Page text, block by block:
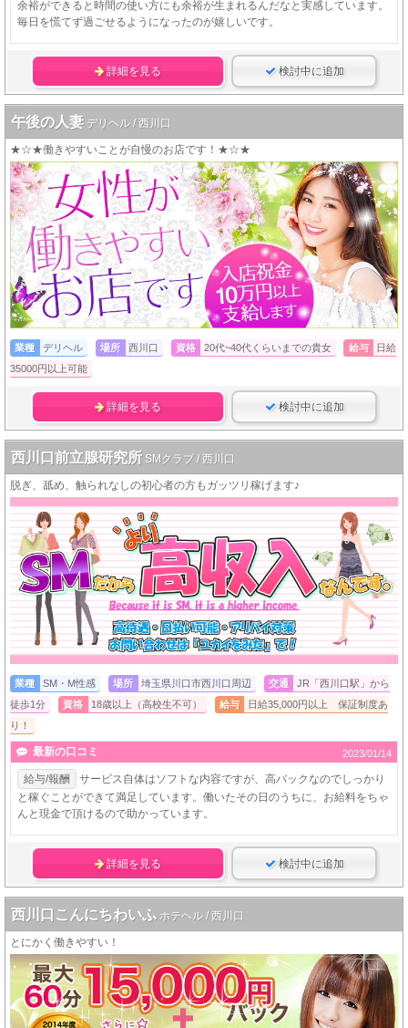
余裕ができると時間の使い方にも余裕が生まれるんだなと実感しています。
毎日を慌てず過ごせるようになったのが嬉しいです。
詳細を見る 検討中に追加
午後の人妻 デリヘル / 西川口
★☆★働きやすいことが自慢のお店です！★☆★
業種 デリヘル 場所 西川口 資格 20代~40代くらいまでの貴女 給与
日給
35000円以上可能
詳細を見る 検討中に追加
西川口前立腺研究所 SMクラブ / 西川口
脱ぎ、舐め、触られなしの初心者の方もガッツリ稼げます♪
業種 SM・M性感 場所 埼玉県川口市西川口周辺 交通
JR「西川口駅」から
徒歩1分
資格 18歳以上（高校生不可） 給与
日給35,000円以上 保証制度あ
り！
最新の口コミ 2023/01/14
給与/報酬
サービス自体はソフトな内容ですが、高バックなのでしっかり
と稼ぐことができて満足しています。働いたその日のうちに、お給料をちゃ
んと現金で頂けるので助かっています。
詳細を見る 検討中に追加
西川口こんにちわいふ ホテヘル / 西川口
とにかく働きやすい！